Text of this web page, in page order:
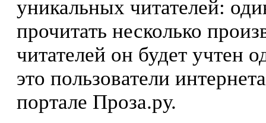
уникальных читателей:
прочитать несколько
читателей он будет учтен
это пользователи
портале Проза.ру.